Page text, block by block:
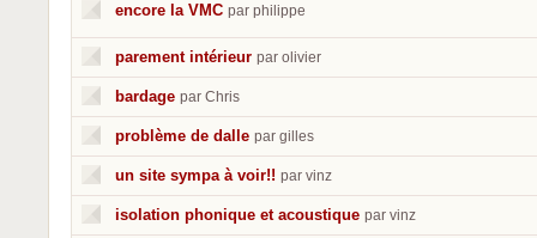
encore la VMC par philippe
parement intérieur par olivier
bardage par Chris
problème de dalle par gilles
un site sympa à voir!! par vinz
isolation phonique et acoustique par vinz